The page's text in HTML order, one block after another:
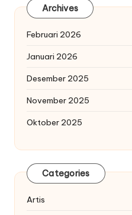
Archives
Februari 2026
Januari 2026
Desember 2025
November 2025
Oktober 2025
Categories
Artis